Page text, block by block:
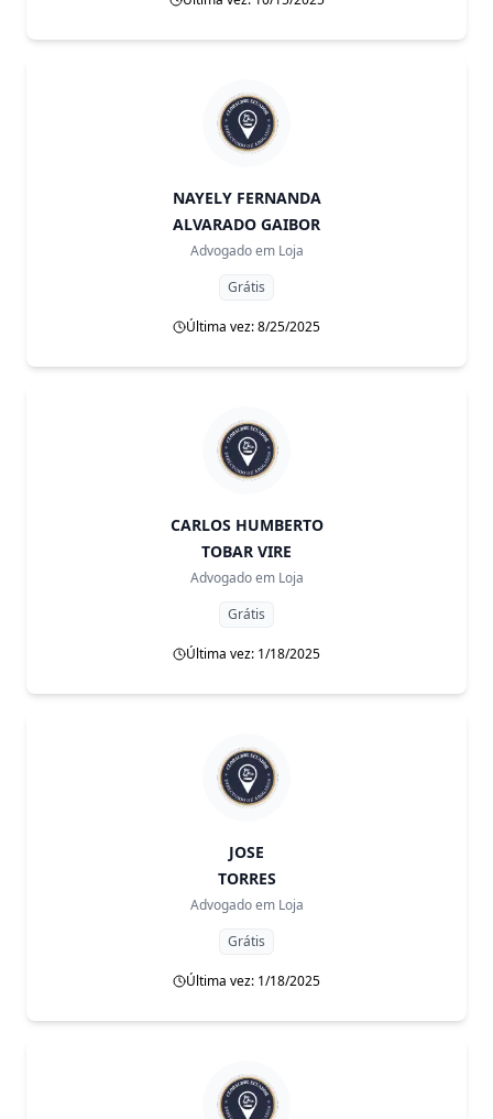
NAYELY FERNANDA
ALVARADO GAIBOR
Advogado em Loja
Grátis
Última vez: 8/25/2025
CARLOS HUMBERTO
TOBAR VIRE
Advogado em Loja
Grátis
Última vez: 1/18/2025
JOSE
TORRES
Advogado em Loja
Grátis
Última vez: 1/18/2025